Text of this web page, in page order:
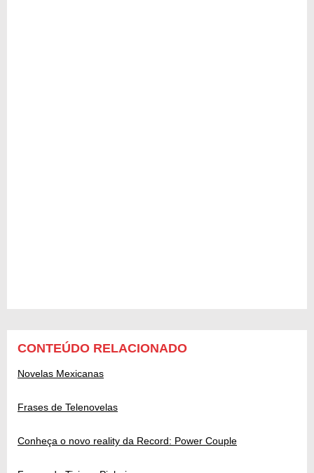
CONTEÚDO RELACIONADO
Novelas Mexicanas
Frases de Telenovelas
Conheça o novo reality da Record: Power Couple